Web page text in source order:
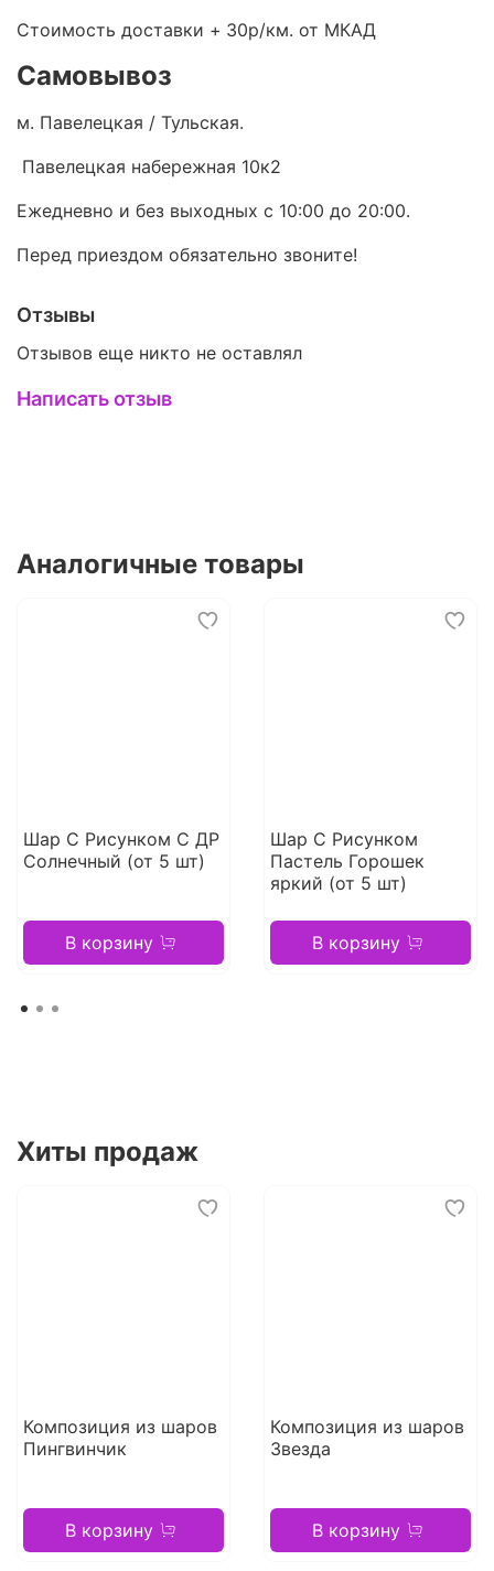
Стоимость доставки + 30р/км. от МКАД
Самовывоз
м. Павелецкая / Тульская.
Павелецкая набережная 10к2
Ежедневно и без выходных с 10:00 до 20:00.
Перед приездом обязательно звоните!
Отзывы
Отзывов еще никто не оставлял
Написать отзыв
Аналогичные товары
Шар С Рисунком С ДР
Солнечный (от 5 шт)
В корзину
Шар С Рисунком
Пастель Горошек
яркий (от 5 шт)
В корзину
Хиты продаж
Композиция из шаров
Пингвинчик
В корзину
Композиция из шаров
Звезда
В корзину